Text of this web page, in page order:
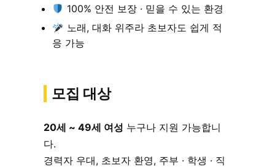
100% 안전 보장 · 믿을 수 있는 환경
노래, 대화 위주라 초보자도 쉽게 적
응 가능
모집 대상
20세 ~ 49세 여성 누구나 지원 가능합니
다.
경력자 우대, 초보자 환영, 주부 · 학생 · 직